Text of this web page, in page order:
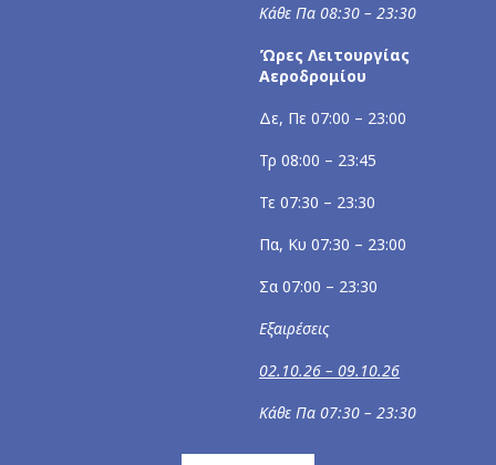
Κάθε Πα 08:30 – 23:30
Ώρες Λειτουργίας
Αεροδρομίου
Δε, Πε 07:00 – 23:00
Τρ 08:00 – 23:45
Τε 07:30 – 23:30
Πα, Κυ 07:30 – 23:00
Σα 07:00 – 23:30
Εξαιρέσεις
02.10.26 – 09.10.26
Κάθε Πα 07:30 – 23:30